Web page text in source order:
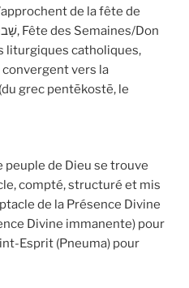
de la fête de
liturgiques catholiques,
vers la
grec pentēkostē, le
peuple de Dieu se trouve
compté, structuré et mis
de la Présence Divine
Esprit (Pneuma) pour